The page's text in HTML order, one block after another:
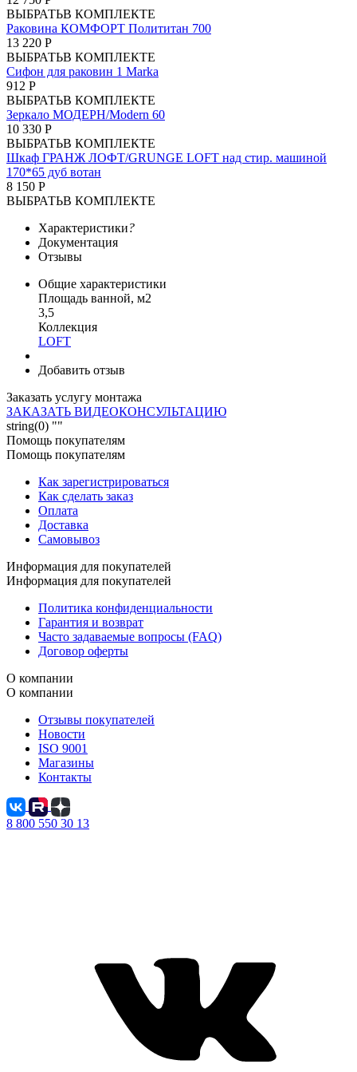
ВЫБРАТЬВ КОМПЛЕКТЕ
Раковина КОМФОРТ Полититан 700
13 220 Р
ВЫБРАТЬВ КОМПЛЕКТЕ
Сифон для раковин 1 Marka
912 Р
ВЫБРАТЬВ КОМПЛЕКТЕ
Зеркало МОДЕРН/Modern 60
10 330 Р
ВЫБРАТЬВ КОМПЛЕКТЕ
Шкаф ГРАНЖ ЛОФТ/GRUNGE LOFT над стир. машиной
170*65 дуб вотан
8 150 Р
ВЫБРАТЬВ КОМПЛЕКТЕ
Характеристики?
Документация
Отзывы
Общие характеристики
Площадь ванной, м2
3,5
Коллекция
LOFT
Добавить отзыв
Заказать услугу монтажа
ЗАКАЗАТЬ ВИДЕОКОНСУЛЬТАЦИЮ
string(0) ""
Помощь покупателям
Помощь покупателям
Как зарегистрироваться
Как сделать заказ
Оплата
Доставка
Самовывоз
Информация для покупателей
Информация для покупателей
Политика конфиденциальности
Гарантия и возврат
Часто задаваемые вопросы (FAQ)
Договор оферты
О компании
О компании
Отзывы покупателей
Новости
ISO 9001
Магазины
Контакты
8 800 550 30 13